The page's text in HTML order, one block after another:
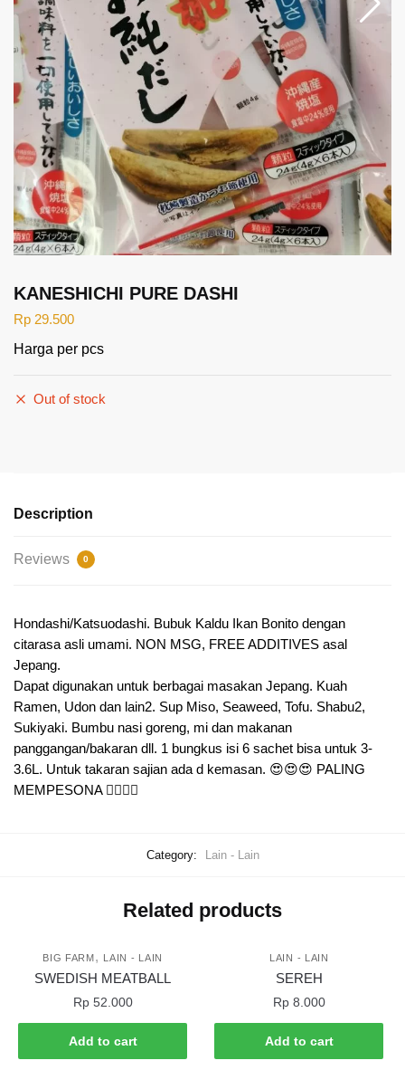
KANESHICHI PURE DASHI
Rp 29.500
Harga per pcs
Out of stock
Description
Reviews 0
Hondashi/Katsuodashi. Bubuk Kaldu Ikan Bonito dengan
citarasa asli umami. NON MSG, FREE ADDITIVES asal
Jepang.
Dapat digunakan untuk berbagai masakan Jepang. Kuah
Ramen, Udon dan lain2. Sup Miso, Seaweed, Tofu. Shabu2,
Sukiyaki. Bumbu nasi goreng, mi dan makanan
panggangan/bakaran dll. 1 bungkus isi 6 sachet bisa untuk 3-
3.6L. Untuk takaran sajian ada d kemasan. 😍😍😍 PALING
MEMPESONA 👍🏻👍🏻
Category: Lain - Lain
Related products
BIG FARM, LAIN - LAIN
SWEDISH MEATBALL
Rp52.000
Add to cart
LAIN - LAIN
SEREH
Rp8.000
Add to cart